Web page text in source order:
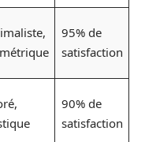
95% de
satisfaction
90% de
satisfaction